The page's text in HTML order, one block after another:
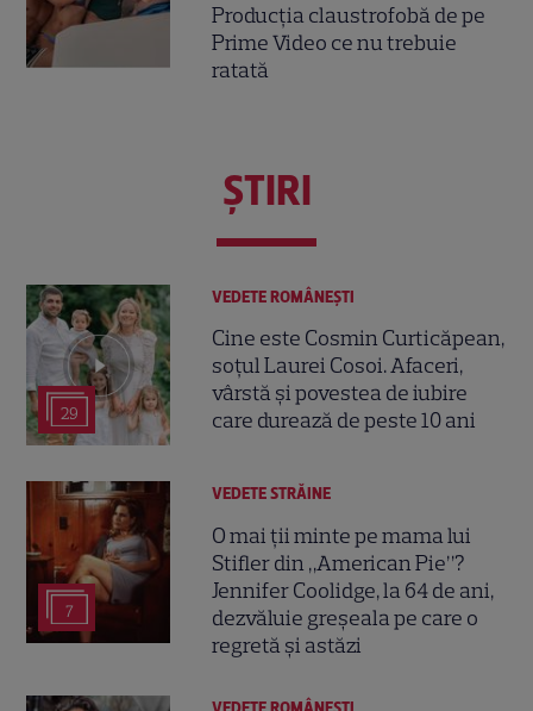
Producția claustrofobă de pe
Prime Video ce nu trebuie
ratată
ŞTIRI
29
VEDETE ROMÂNEŞTI
Cine este Cosmin Curticăpean,
soțul Laurei Cosoi. Afaceri,
vârstă și povestea de iubire
care durează de peste 10 ani
7
VEDETE STRĂINE
O mai ții minte pe mama lui
Stifler din „American Pie”?
Jennifer Coolidge, la 64 de ani,
dezvăluie greșeala pe care o
regretă și astăzi